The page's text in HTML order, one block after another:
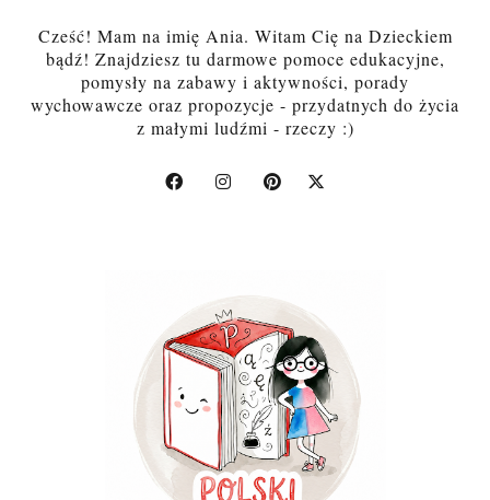
Cześć! Mam na imię Ania. Witam Cię na Dzieckiem
bądź! Znajdziesz tu darmowe pomoce edukacyjne,
pomysły na zabawy i aktywności, porady
wychowawcze oraz propozycje - przydatnych do życia
z małymi ludźmi - rzeczy :)